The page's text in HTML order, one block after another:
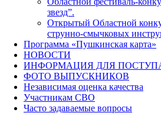
звезд”.
Открытый Областной
струнно-смычковых
Программа «Пушкинская карта»
НОВОСТИ
ИНФОРМАЦИЯ ДЛЯ
ФОТО ВЫПУСКНИКОВ
Независимая оценка качества
Участникам СВО
Часто задаваемые вопросы